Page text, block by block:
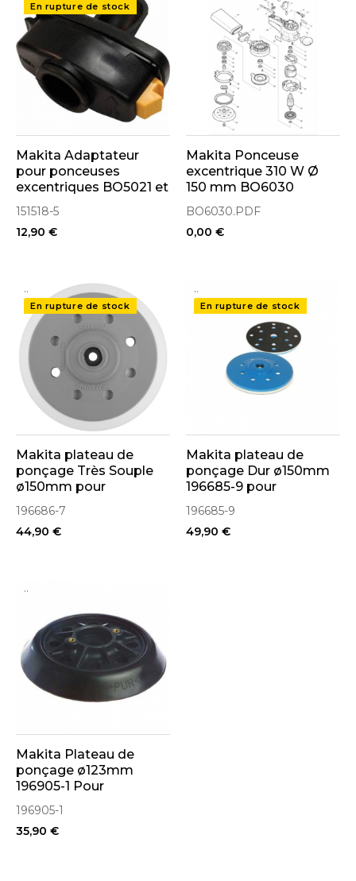
En rupture de stock
Makita Adaptateur
pour ponceuses
excentriques BO5021 et
BO6030 151518-5
151518-5
12,90 €
Makita Ponceuse
excentrique 310 W Ø
150 mm BO6030
BO6030.PDF
0,00 €
..
En rupture de stock
Makita plateau de
ponçage Très Souple
ø150mm pour
Ponceuse BO6030,
BO6040 (196686-7)
196686-7
44,90 €
..
En rupture de stock
Makita plateau de
ponçage Dur ø150mm
196685-9 pour
Ponceuse BO6030,
BO6040
196685-9
49,90 €
..
Makita Plateau de
ponçage ø123mm
196905-1 Pour
Ponceuse BO5000
196905-1
35,90 €